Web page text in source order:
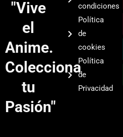
"Vive
el
Anime.
Colecciona
tu
Pasión"
condiciones
Política
de
cookies
Política
de
Privacidad